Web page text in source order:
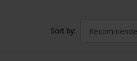
Tysk - Sveits
Sort by: